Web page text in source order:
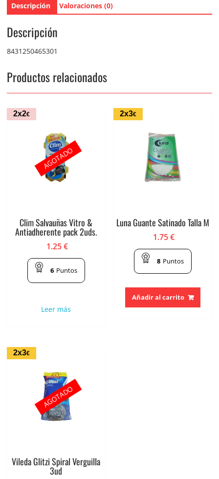
Descripción Valoraciones (0)
Descripción
8431250465301
Productos relacionados
2x2€
Clim Salvauñas Vitro &
Antiadherente pack 2uds.
1.25€
6 Puntos
Leer más
AGOTADO
2x3€
Luna Guante Satinado Talla M
1.75€
8 Puntos
Añadir al carrito
2x3€
Vileda Glitzi Spiral Verguilla
3ud
AGOTADO